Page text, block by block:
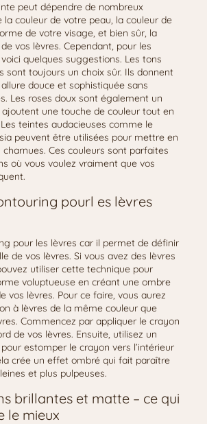
peut dépendre de nombreux
couleur de votre peau, la couleur de
de votre visage, et bien sûr, la
vos lèvres. Cependant, pour les
quelques suggestions. Les tons
sont toujours un choix sûr. Ils donnent
douce et sophistiquée sans
Les roses doux sont également un
ajoutent une touche de couleur tout en
teintes audacieuses comme le
peuvent être utilisées pour mettre en
Ces couleurs sont parfaites
où vous voulez vraiment que vos
pourl es lèvres
pour les lèvres car il permet de définir
de vos lèvres. Si vous avez des lèvres
utiliser cette technique pour
voluptueuse en créant une ombre
vos lèvres. Pour ce faire, vous aurez
à lèvres de la même couleur que
Commencez par appliquer le crayon
de vos lèvres. Ensuite, utilisez un
estomper le crayon vers l’intérieur
crée un effet ombré qui fait paraître
et plus pulpeuses.
brillantes et matte – ce qui
le mieux